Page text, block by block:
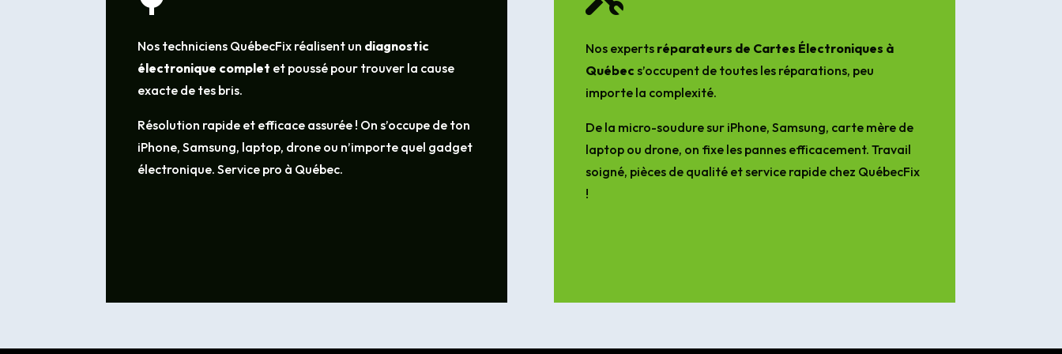
Nos techniciens QuébecFix réalisent un diagnostic
électronique complet et poussé pour trouver la cause
exacte de tes bris.
Résolution rapide et efficace assurée ! On s’occupe de ton
iPhone, Samsung, laptop, drone ou n’importe quel gadget
électronique. Service pro à Québec.
Nos experts réparateurs de Cartes Électroniques à
Québecs’occupent de toutes les réparations, peu
importe la complexité.
De la micro-soudure sur iPhone, Samsung, carte mère de
laptop ou drone, on fixe les pannes efficacement. Travail
soigné, pièces de qualité et service rapide chez QuébecFix
!